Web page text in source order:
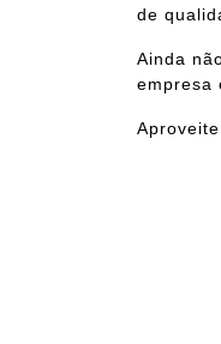
de
Ainda
empresa